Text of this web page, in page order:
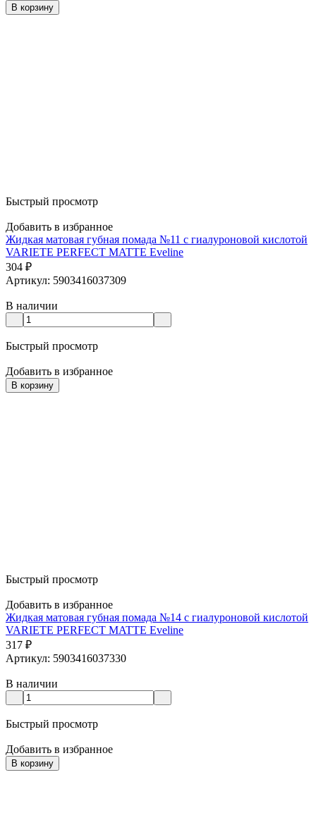
В корзину
Быстрый просмотр
Добавить в избранное
Жидкая матовая губная помада №11 с гиалуроновой кислотой
VARIETE PERFECT MATTE Eveline
304 ₽
Артикул: 5903416037309
В наличии
Быстрый просмотр
Добавить в избранное
В корзину
Быстрый просмотр
Добавить в избранное
Жидкая матовая губная помада №14 с гиалуроновой кислотой
VARIETE PERFECT MATTE Eveline
317 ₽
Артикул: 5903416037330
В наличии
Быстрый просмотр
Добавить в избранное
В корзину